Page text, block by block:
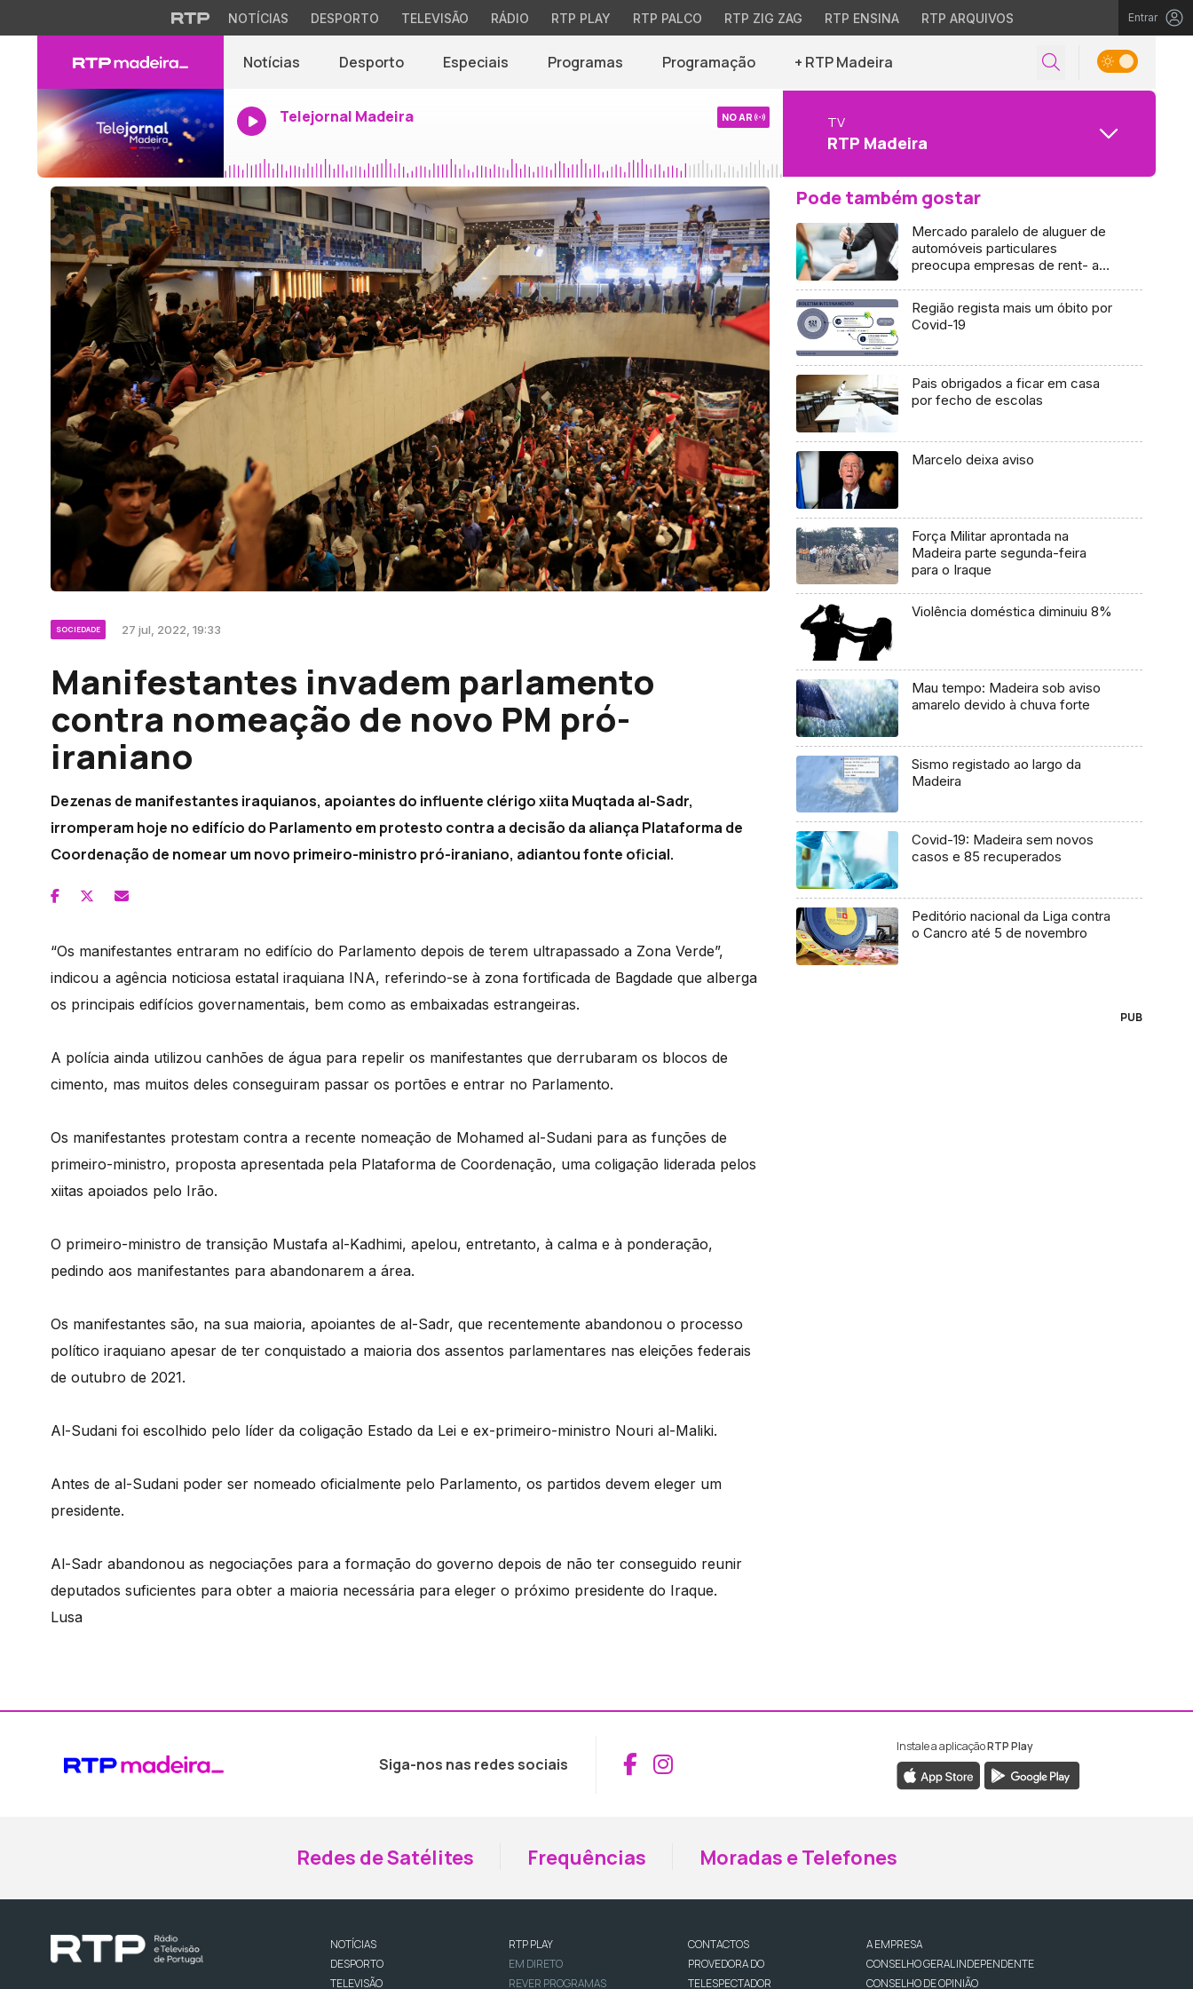
NOTÍCIAS DESPORTO TELEVISÃO RÁDIO RTP PLAY RTP PALCO RTP ZIG ZAG RTP ENSINA RTP ARQUIVOS Entrar
Notícias Desporto Especiais Programas Programação + RTP Madeira
Telejornal Madeira NO AR TV
RTP Madeira
SOCIEDADE 27 jul, 2022, 19:33
Manifestantes invadem parlamento
contra nomeação de novo PM pró-
iraniano
Dezenas de manifestantes iraquianos, apoiantes do influente clérigo xiita Muqtada al-Sadr,
irromperam hoje no edifício do Parlamento em protesto contra a decisão da aliança Plataforma de
Coordenação de nomear um novo primeiro-ministro pró-iraniano, adiantou fonte oficial.
“Os manifestantes entraram no edifício do Parlamento depois de terem ultrapassado a Zona Verde”,
indicou a agência noticiosa estatal iraquiana INA, referindo-se à zona fortificada de Bagdade que alberga
os principais edifícios governamentais, bem como as embaixadas estrangeiras.
A polícia ainda utilizou canhões de água para repelir os manifestantes que derrubaram os blocos de
cimento, mas muitos deles conseguiram passar os portões e entrar no Parlamento.
Os manifestantes protestam contra a recente nomeação de Mohamed al-Sudani para as funções de
primeiro-ministro, proposta apresentada pela Plataforma de Coordenação, uma coligação liderada pelos
xiitas apoiados pelo Irão.
O primeiro-ministro de transição Mustafa al-Kadhimi, apelou, entretanto, à calma e à ponderação,
pedindo aos manifestantes para abandonarem a área.
Os manifestantes são, na sua maioria, apoiantes de al-Sadr, que recentemente abandonou o processo
político iraquiano apesar de ter conquistado a maioria dos assentos parlamentares nas eleições federais
de outubro de 2021.
Al-Sudani foi escolhido pelo líder da coligação Estado da Lei e ex-primeiro-ministro Nouri al-Maliki.
Antes de al-Sudani poder ser nomeado oficialmente pelo Parlamento, os partidos devem eleger um
presidente.
Al-Sadr abandonou as negociações para a formação do governo depois de não ter conseguido reunir
deputados suficientes para obter a maioria necessária para eleger o próximo presidente do Iraque.
Lusa
Pode também gostar
Mercado paralelo de aluguer de
automóveis particulares
preocupa empresas de rent- a-
Região regista mais um óbito por
Covid-19
Pais obrigados a ficar em casa
por fecho de escolas
Marcelo deixa aviso
Força Militar aprontada na
Madeira parte segunda-feira
para o Iraque
Violência doméstica diminuiu 8%
Mau tempo: Madeira sob aviso
amarelo devido à chuva forte
Sismo registado ao largo da
Madeira
Covid-19: Madeira sem novos
casos e 85 recuperados
Peditório nacional da Liga contra
o Cancro até 5 de novembro
PUB
Siga-nos nas redes sociais Aceder ao Facebook da RTP Madeira
Aceder ao Instagram da RTP Madeira
Instale a aplicaçãoRTP Play
Redes de Satélites Frequências Moradas e Telefones
NOTÍCIAS
DESPORTO
TELEVISÃO
RTP PLAY
EM DIRETO
REVER PROGRAMAS
CONTACTOS
PROVEDORA DO
TELESPECTADOR
A EMPRESA
CONSELHO GERAL INDEPENDENTE
CONSELHO DE OPINIÃO